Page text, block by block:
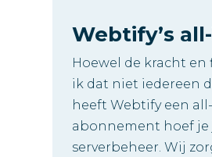
Webtify’s
Hoewel de kracht
ik dat niet iedereen
heeft Webtify een
abonnement hoef je
serverbeheer. Wij